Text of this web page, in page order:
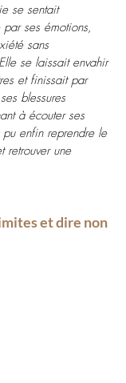
se sentait
ses émotions,
sans
se laissait envahir
et finissait par
blessures
à écouter ses
enfin reprendre le
retrouver une
et dire non